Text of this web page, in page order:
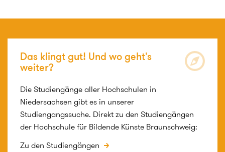
Das klingt gut! Und wo geht's
weiter?
Die Studiengänge aller Hochschulen in
Niedersachsen gibt es in unserer
Studiengangssuche. Direkt zu den Studiengängen
der Hochschule für Bildende Künste Braunschweig:
Zu den Studiengängen